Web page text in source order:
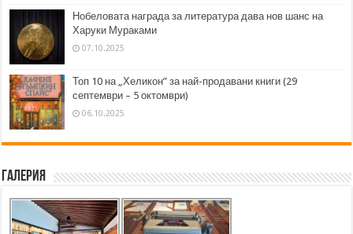
Нобеловата награда за литература дава нов шанс на
Харуки Мураками
07.10.2025
Топ 10 на „Хеликон” за най-продавани книги (29
септември – 5 октомври)
06.10.2025
Галерия